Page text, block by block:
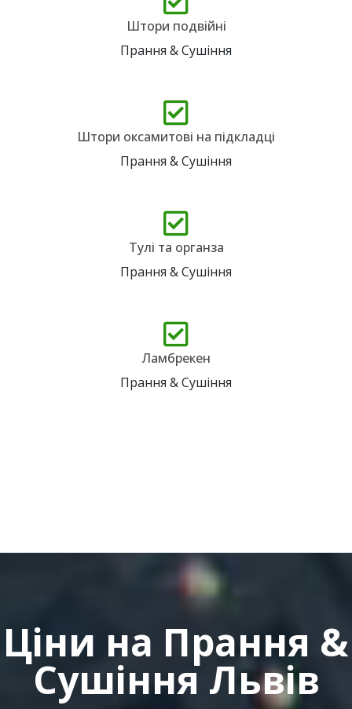
Штори подвійні
Прання & Сушіння
Штори оксамитові на підкладці
Прання & Сушіння
Тулі та органза
Прання & Сушіння
Ламбрекен
Прання & Сушіння
Ціни на Прання &
Сушіння Львів